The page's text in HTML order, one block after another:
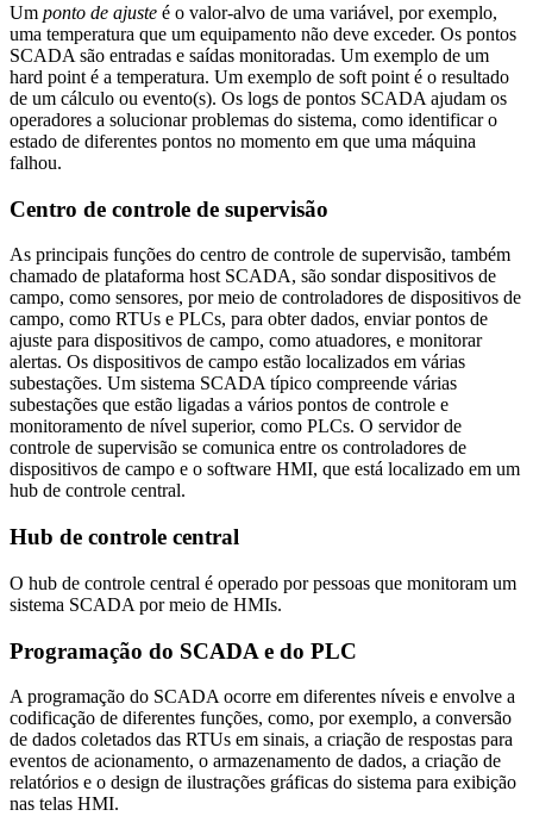
Um ponto de ajuste é o valor-alvo de uma variável, por exemplo,
uma temperatura que um equipamento não deve exceder. Os pontos
SCADA são entradas e saídas monitoradas. Um exemplo de um
hard point é a temperatura. Um exemplo de soft point é o resultado
de um cálculo ou evento(s). Os logs de pontos SCADA ajudam os
operadores a solucionar problemas do sistema, como identificar o
estado de diferentes pontos no momento em que uma máquina
falhou.
Centro de controle de supervisão
As principais funções do centro de controle de supervisão, também
chamado de plataforma host SCADA, são sondar dispositivos de
campo, como sensores, por meio de controladores de dispositivos de
campo, como RTUs e PLCs, para obter dados, enviar pontos de
ajuste para dispositivos de campo, como atuadores, e monitorar
alertas. Os dispositivos de campo estão localizados em várias
subestações. Um sistema SCADA típico compreende várias
subestações que estão ligadas a vários pontos de controle e
monitoramento de nível superior, como PLCs. O servidor de
controle de supervisão se comunica entre os controladores de
dispositivos de campo e o software HMI, que está localizado em um
hub de controle central.
Hub de controle central
O hub de controle central é operado por pessoas que monitoram um
sistema SCADA por meio de HMIs.
Programação do SCADA e do PLC
A programação do SCADA ocorre em diferentes níveis e envolve a
codificação de diferentes funções, como, por exemplo, a conversão
de dados coletados das RTUs em sinais, a criação de respostas para
eventos de acionamento, o armazenamento de dados, a criação de
relatórios e o design de ilustrações gráficas do sistema para exibição
nas telas HMI.